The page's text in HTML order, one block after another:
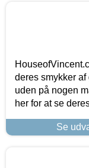
deres smykker
uden på nogen
her for at se
Se